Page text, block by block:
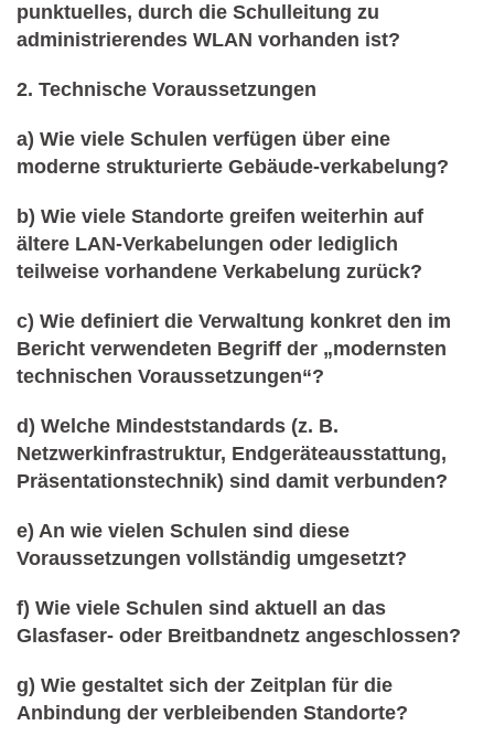
punktuelles, durch die Schulleitung zu
administrierendes WLAN vorhanden ist?
2. Technische Voraussetzungen
a) Wie viele Schulen verfügen über eine
moderne strukturierte Gebäude-verkabelung?
b) Wie viele Standorte greifen weiterhin auf
ältere LAN-Verkabelungen oder lediglich
teilweise vorhandene Verkabelung zurück?
c) Wie definiert die Verwaltung konkret den im
Bericht verwendeten Begriff der „modernsten
technischen Voraussetzungen“?
d) Welche Mindeststandards (z. B.
Netzwerkinfrastruktur, Endgeräteausstattung,
Präsentationstechnik) sind damit verbunden?
e) An wie vielen Schulen sind diese
Voraussetzungen vollständig umgesetzt?
f) Wie viele Schulen sind aktuell an das
Glasfaser- oder Breitbandnetz angeschlossen?
g) Wie gestaltet sich der Zeitplan für die
Anbindung der verbleibenden Standorte?